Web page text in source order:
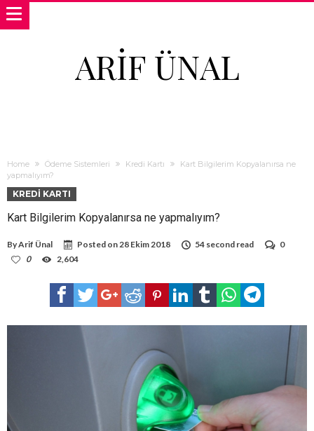
ARIF ÜNAL
Home Ödeme Sistemleri Kredi Kartı
Kart Bilgilerim Kopyalanırsa ne
yapmalıyım?
KREDI KARTI
Kart Bilgilerim Kopyalanırsa ne yapmalıyım?
ByArif Ünal Posted on28 Ekim 2018 54 second read
0
0
2,604